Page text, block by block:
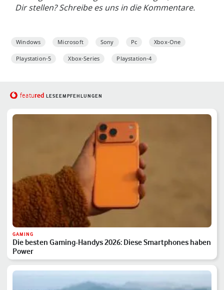
Dir stellen? Schreibe es uns in die Kommentare.
Windows Microsoft Sony Pc Xbox-One
Playstation-5 Xbox-Series Playstation-4
featured LESEEMPFEHLUNGEN
GAMING
Die besten Gaming-Handys 2026: Diese Smartphones haben
Power